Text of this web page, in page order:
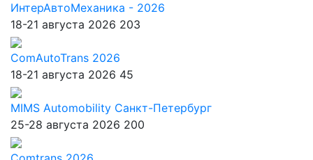
ИнтерАвтоМеханика - 2026
18-21 августа 2026 203
ComAutoTrans 2026
18-21 августа 2026 45
MIMS Automobility Санкт-Петербург
25-28 августа 2026 200